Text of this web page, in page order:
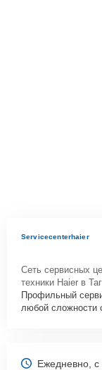
Servicecenterhaier
Сеть сервисных
техники Haier в
Профильный
любой сложности
Ежедневно,